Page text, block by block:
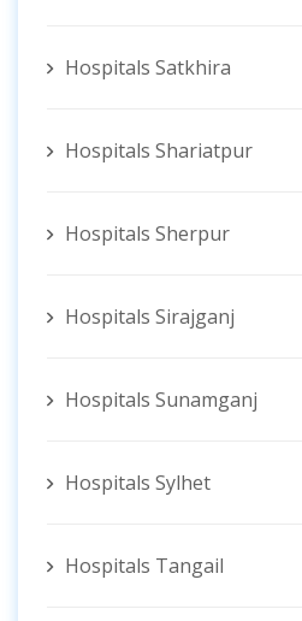
Hospitals Satkhira
Hospitals Shariatpur
Hospitals Sherpur
Hospitals Sirajganj
Hospitals Sunamganj
Hospitals Sylhet
Hospitals Tangail